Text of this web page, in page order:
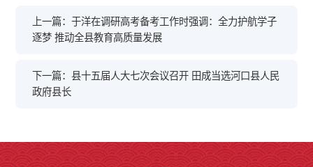
上一篇：于洋在调研高考备考工作时强调：全力护航学子
逐梦 推动全县教育高质量发展
下一篇：县十五届人大七次会议召开 田成当选河口县人民
政府县长